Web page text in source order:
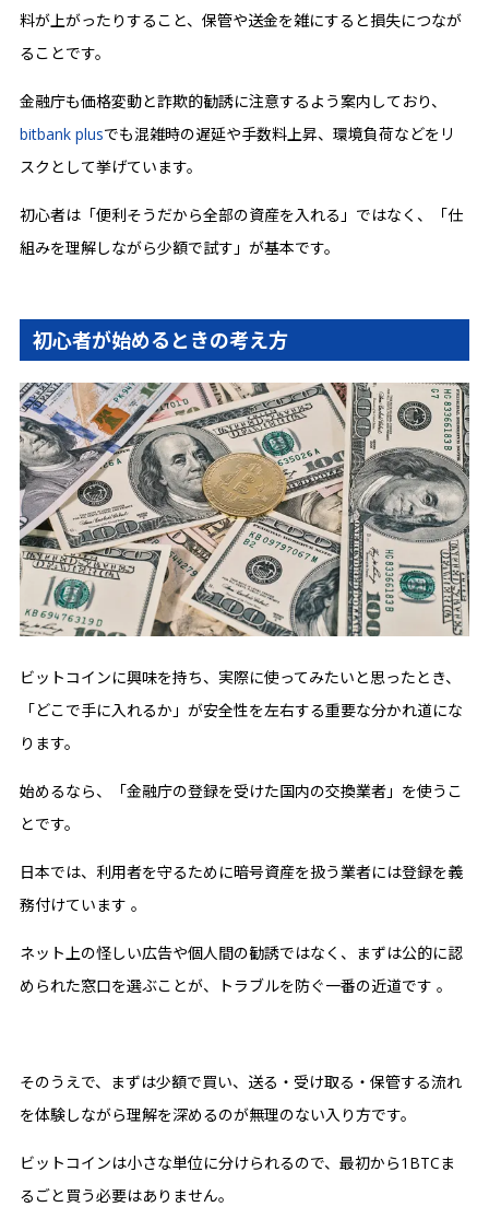
料が上がったりすること、保管や送金を雑にすると損失につなが
ることです。
金融庁も価格変動と詐欺的勧誘に注意するよう案内しており、
bitbank plusでも混雑時の遅延や手数料上昇、環境負荷などをリ
スクとして挙げています。
初心者は「便利そうだから全部の資産を入れる」ではなく、「仕
組みを理解しながら少額で試す」が基本です。
初心者が始めるときの考え方
ビットコインに興味を持ち、実際に使ってみたいと思ったとき、
「どこで手に入れるか」が安全性を左右する重要な分かれ道にな
ります。
始めるなら、「金融庁の登録を受けた国内の交換業者」を使うこ
とです。
日本では、利用者を守るために暗号資産を扱う業者には登録を義
務付けています 。
ネット上の怪しい広告や個人間の勧誘ではなく、まずは公的に認
められた窓口を選ぶことが、トラブルを防ぐ一番の近道です 。
そのうえで、まずは少額で買い、送る・受け取る・保管する流れ
を体験しながら理解を深めるのが無理のない入り方です。
ビットコインは小さな単位に分けられるので、最初から1BTCま
るごと買う必要はありません。